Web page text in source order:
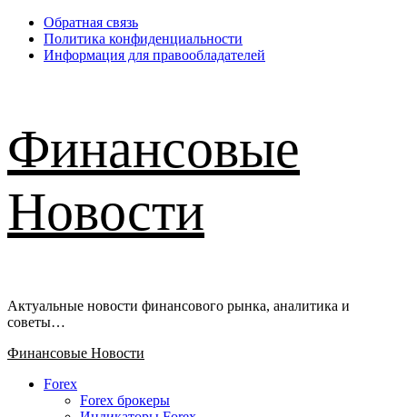
Перейти
содержимому
Обратная связь
Политика конфиденциальности
Информация для правообладателей
Финансовые
Новости
Актуальные новости финансового рынка, аналитика и
советы…
Основное
Финансовые Новости
Forex
Forex брокеры